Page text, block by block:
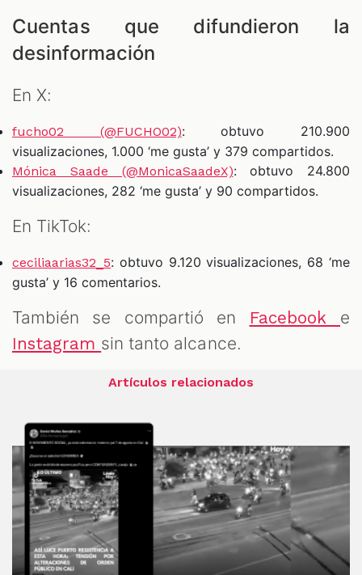
Cuentas que difundieron la
desinformación
En X:
fucho02 (@FUCHO02): obtuvo 210.900
visualizaciones, 1.000 ‘me gusta’ y 379 compartidos.
Mónica Saade (@MonicaSaadeX): obtuvo 24.800
visualizaciones, 282 ‘me gusta’ y 90 compartidos.
En TikTok:
ceciliaarias32_5: obtuvo 9.120 visualizaciones, 68 ‘me
gusta’ y 16 comentarios.
También se compartió en Facebook e
Instagram sin tanto alcance.
Artículos relacionados